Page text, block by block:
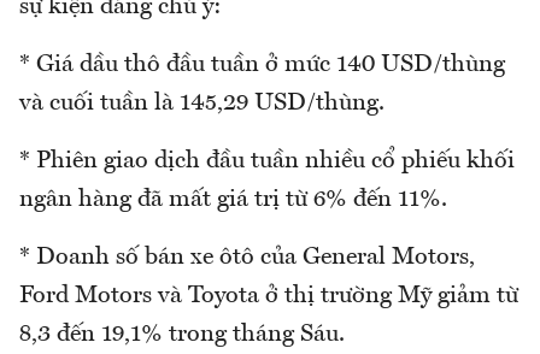
sự kiện đáng chú ý:
* Giá dầu thô đầu tuần ở mức 140 USD/thùng
và cuối tuần là 145,29 USD/thùng.
* Phiên giao dịch đầu tuần nhiều cổ phiếu khối
ngân hàng đã mất giá trị từ 6% đến 11%.
* Doanh số bán xe ôtô của General Motors,
Ford Motors và Toyota ở thị trường Mỹ giảm từ
8,3 đến 19,1% trong tháng Sáu.